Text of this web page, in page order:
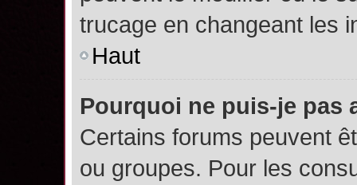
trucage en changeant les
Haut
Pourquoi ne puis-je pas
Certains forums peuvent
ou groupes. Pour les